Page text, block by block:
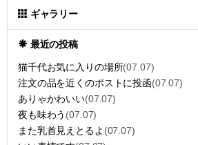
ギャラリー
最近の投稿
猫千代お気に入りの場所(07.07)
注文の品を近くのポストに投函(07.07)
ありゃかわいい(07.07)
夜も味わう (07.07)
また乳首見えとるよ (07.07)